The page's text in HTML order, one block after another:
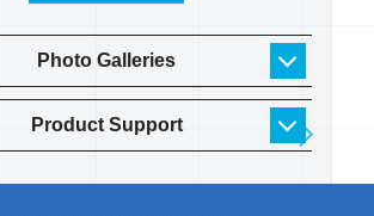
Photo Galleries
Product Support